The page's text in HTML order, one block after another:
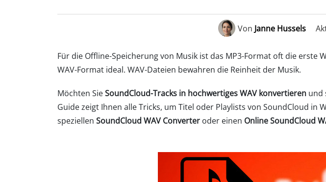
Von Janne Hussels
Für die Offline-Speicherung von Musik ist das MP3-Format oft die
WAV-Format ideal. WAV-Dateien bewahren die Reinheit der Musik.
Möchten SieSoundCloud-Tracks in hochwertiges WAV konvertieren und
Guide zeigt Ihnen alle Tricks, um Titel oder Playlists von SoundCloud
speziellen SoundCloud WAV Converter oder einen Online SoundCloud